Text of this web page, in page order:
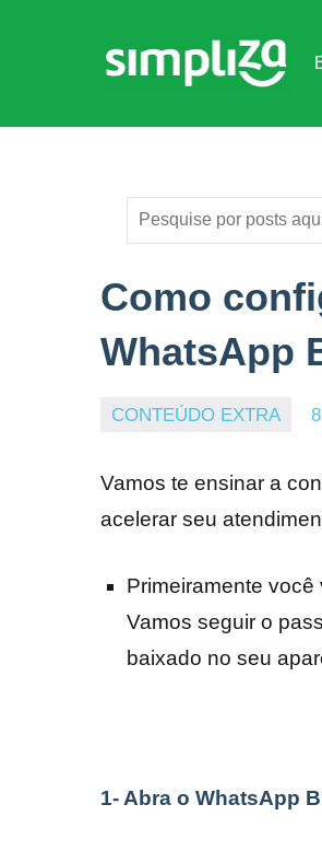
Pesquisar
Como
WhatsApp
CONTEÚDO EXTRA
Vamos te ensinar a
acelerar seu
Primeiramente
Vamos seguir o
baixado no seu
1- Abra o WhatsApp